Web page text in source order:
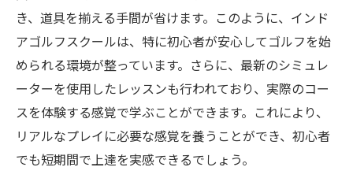
き、道具を揃える手間が省けます。このように、インド
アゴルフスクールは、特に初心者が安心してゴルフを始
められる環境が整っています。さらに、最新のシミュレ
ーターを使用したレッスンも行われており、実際のコー
スを体験する感覚で学ぶことができます。これにより、
リアルなプレイに必要な感覚を養うことができ、初心者
でも短期間で上達を実感できるでしょう。